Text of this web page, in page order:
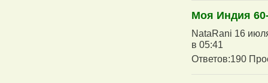
Моя Индия
NataRani 16
в 05:41
Ответов:190